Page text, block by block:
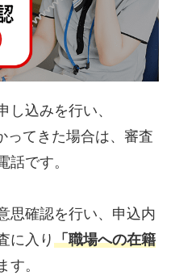
込みを行い、
てきた場合は、審査
話です。
思確認を行い、申込内
に入り「職場への在籍
す。